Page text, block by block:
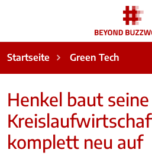
Startseite Green Tech
Henkel baut seine
komplett neu auf